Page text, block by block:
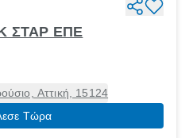
ΣΤΑΡ ΕΠΕ
Αττική, 15124
Τώρα